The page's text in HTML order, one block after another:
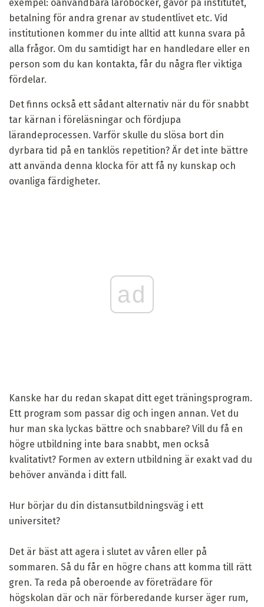
exempel: oanvändbara läroböcker, gåvor på institutet,
betalning för andra grenar av studentlivet etc. Vid
institutionen kommer du inte alltid att kunna svara på
alla frågor. Om du samtidigt har en handledare eller en
person som du kan kontakta, får du några fler viktiga
fördelar.
Det finns också ett sådant alternativ när du för snabbt
tar kärnan i föreläsningar och fördjupa
lärandeprocessen. Varför skulle du slösa bort din
dyrbara tid på en tanklös repetition? Är det inte bättre
att använda denna klocka för att få ny kunskap och
ovanliga färdigheter.
ad
Kanske har du redan skapat ditt eget träningsprogram.
Ett program som passar dig och ingen annan. Vet du
hur man ska lyckas bättre och snabbare? Vill du få en
högre utbildning inte bara snabbt, men också
kvalitativt? Formen av extern utbildning är exakt vad du
behöver använda i ditt fall.
Hur börjar du din distansutbildningsväg i ett
universitet?
Det är bäst att agera i slutet av våren eller på
sommaren. Så du får en högre chans att komma till rätt
gren. Ta reda på oberoende av företrädare för
högskolan där och när förberedande kurser äger rum,